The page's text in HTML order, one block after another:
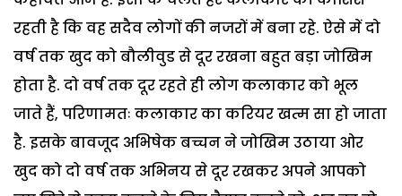
रहती है कि वह सदैव लोगों की नजरों में बना रहे. ऐसे में दो
वर्ष तक खुद को बौलीवुड से दूर रखना बहुत बड़ा जोखिम
होता है. दो वर्ष तक दूर रहते ही लोग कलाकार को भूल
जाते हैं, परिणामतः कलाकार का करियर खत्म सा हो जाता
है. इसके बावजूद अभिषेक बच्चन ने जोखिम उठाया ओर
खुद को दो वर्ष तक अभिनय से दूर रखकर अपने आपको